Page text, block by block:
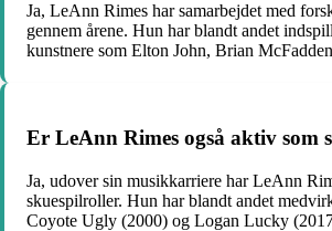
Ja, LeAnn Rimes har samarbejdet med
gennem årene. Hun har blandt andet
kunstnere som Elton John, Brian
Er LeAnn Rimes også aktiv som
Ja, udover sin musikkarriere har LeAnn
skuespilroller. Hun har blandt andet
Coyote Ugly (2000) og Logan Lucky